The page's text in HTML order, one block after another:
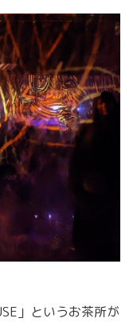
」というお茶所が